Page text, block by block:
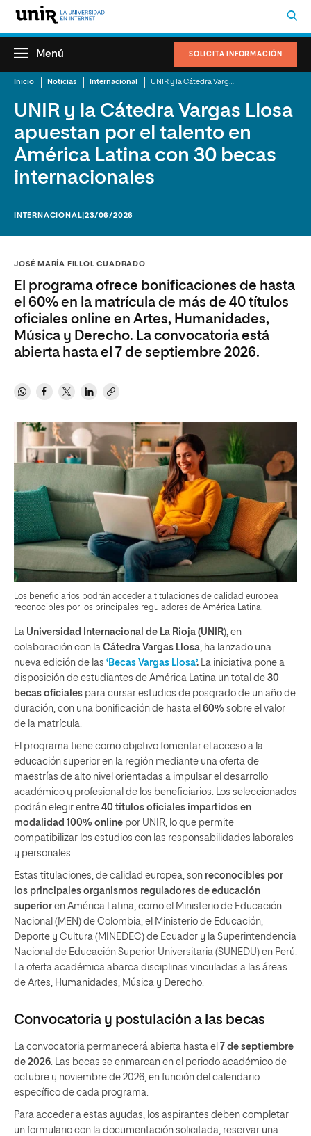
SOLICITA INFORMACIÓN
Menú
Inicio Noticias Internacional
UNIR y la Cátedra Vargas Llosa
apuestan por el talento en
América Latina con 30 becas
internacionales
INTERNACIONAL |23/06/2026
JOSÉ MARÍA FILLOL CUADRADO
El programa ofrece bonificaciones de hasta
el 60% en la matrícula de más de 40 títulos
oficiales online en Artes, Humanidades,
Música y Derecho. La convocatoria está
abierta hasta el 7 de septiembre 2026.
Los beneficiarios podrán acceder a titulaciones de calidad europea
reconocibles por los principales reguladores de América Latina.
La Universidad Internacional de La Rioja (UNIR), en
colaboración con la Cátedra Vargas Llosa , ha lanzado una
nueva edición de las ‘Becas Vargas Llosa’. La iniciativa pone a
disposición de estudiantes de América Latina un total de 30
becas oficiales para cursar estudios de posgrado de un año de
duración, con una bonificación de hasta el 60% sobre el valor
de la matrícula.
El programa tiene como objetivo fomentar el acceso a la
educación superior en la región mediante una oferta de
maestrías de alto nivel orientadas a impulsar el desarrollo
académico y profesional de los beneficiarios. Los seleccionados
podrán elegir entre 40 títulos oficiales impartidos en
modalidad 100% online por UNIR, lo que permite
compatibilizar los estudios con las responsabilidades laborales
y personales.
Estas titulaciones, de calidad europea, son reconocibles por
los principales organismos reguladores de educación
superior en América Latina, como el Ministerio de Educación
Nacional (MEN) de Colombia, el Ministerio de Educación,
Deporte y Cultura (MINEDEC) de Ecuador y la Superintendencia
Nacional de Educación Superior Universitaria (SUNEDU) en Perú.
La oferta académica abarca disciplinas vinculadas a las áreas
de Artes, Humanidades, Música y Derecho.
Convocatoria y postulación a las becas
La convocatoria permanecerá abierta hasta el 7 de septiembre
de 2026 . Las becas se enmarcan en el periodo académico de
octubre y noviembre de 2026, en función del calendario
específico de cada programa.
Para acceder a estas ayudas, los aspirantes deben completar
un formulario con la documentación solicitada, reservar una